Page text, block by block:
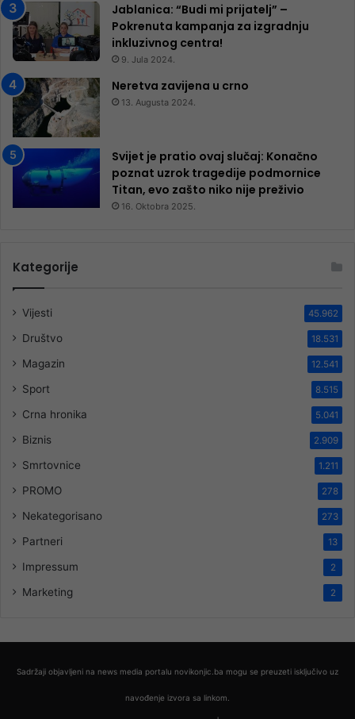
Jablanica: “Budi mi prijatelj” –
Pokrenuta kampanja za izgradnju
inkluzivnog centra!
9. Jula 2024.
Neretva zavijena u crno
13. Augusta 2024.
Svijet je pratio ovaj slučaj: Konačno
poznat uzrok tragedije podmornice
Titan, evo zašto niko nije preživio
16. Oktobra 2025.
Kategorije
Vijesti 45.962
Društvo 18.531
Magazin 12.541
Sport 8.515
Crna hronika 5.041
Biznis 2.909
Smrtovnice 1.211
PROMO 278
Nekategorisano 273
Partneri 13
Impressum 2
Marketing 2
Sadržaji objavljeni na news media portalu novikonjic.ba mogu se preuzeti isključivo uz
navođenje izvora sa linkom.